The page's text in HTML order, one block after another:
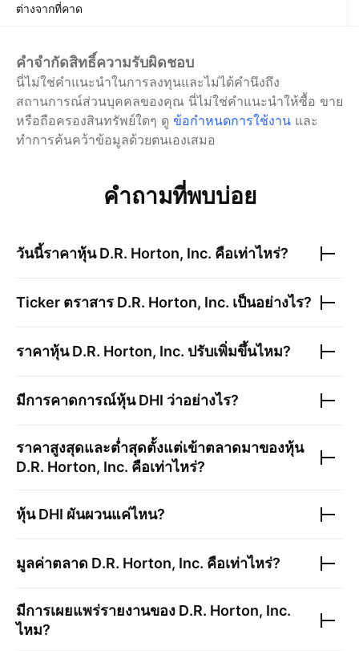
ต่างจากที่คาด
คำจำกัดสิทธิ์ความรับผิดชอบ
นี่ไม่ใช่คำแนะนำในการลงทุนและไม่ได้คำนึงถึง
สถานการณ์ส่วนบุคคลของคุณ นี่ไม่ใช่คำแนะนำให้ซื้อ ขาย
หรือถือครองสินทรัพย์ใดๆ ดู ข้อกำหนดการใช้งาน และ
ทำการค้นคว้าข้อมูลด้วยตนเองเสมอ
คำถามที่พบบ่อย
วันนี้ราคาหุ้นD.R. Horton, Inc. คือเท่าไหร่?
Ticker ตราสาร D.R. Horton, Inc. เป็นอย่างไร?
ราคาหุ้นD.R. Horton, Inc. ปรับเพิ่มขึ้นไหม?
มีการคาดการณ์หุ้นDHI ว่าอย่างไร?
ราคาสูงสุดและต่ำสุดตั้งแต่เข้าตลาดมาของหุ้น
D.R. Horton, Inc. คือเท่าไหร่?
หุ้นDHI ผันผวนแค่ไหน?
มูลค่าตลาด D.R. Horton, Inc. คือเท่าไหร่?
มีการเผยแพร่รายงานของ D.R. Horton, Inc.
ไหม?